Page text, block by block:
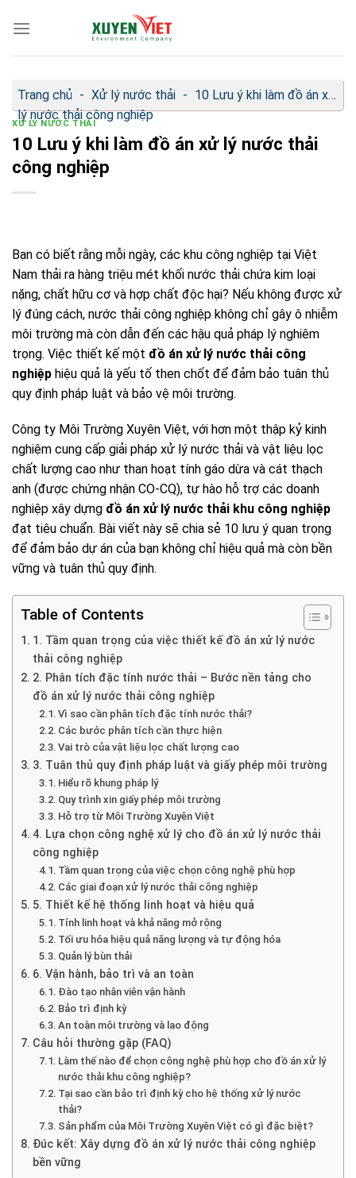
qua
Trang chủ - Xử lý nước thải - 10 Lưu ý khi làm đồ án xử
lý nước thải công nghiệp
XỬ LÝ NƯỚC THẢI
10 Lưu ý khi làm đồ án xử lý nước thải
công nghiệp
Bạn có biết rằng mỗi ngày, các khu công nghiệp tại Việt
Nam thải ra hàng triệu mét khối nước thải chứa kim loại
nặng, chất hữu cơ và hợp chất độc hại? Nếu không được xử
lý đúng cách, nước thải công nghiệp không chỉ gây ô nhiễm
môi trường mà còn dẫn đến các hậu quả pháp lý nghiêm
trọng. Việc thiết kế một đồ án xử lý nước thải công
nghiệp hiệu quả là yếu tố then chốt để đảm bảo tuân thủ
quy định pháp luật và bảo vệ môi trường.
Công ty Môi Trường Xuyên Việt, với hơn một thập kỷ kinh
nghiệm cung cấp giải pháp xử lý nước thải và vật liệu lọc
chất lượng cao như than hoạt tính gáo dừa và cát thạch
anh (được chứng nhận CO-CQ), tự hào hỗ trợ các doanh
nghiệp xây dựng đồ án xử lý nước thải khu công nghiệp
đạt tiêu chuẩn. Bài viết này sẽ chia sẻ 10 lưu ý quan trọng
để đảm bảo dự án của bạn không chỉ hiệu quả mà còn bền
vững và tuân thủ quy định.
Table of Contents
1. Tầm quan trọng của việc thiết kế đồ án xử lý nước
thải công nghiệp
2. Phân tích đặc tính nước thải – Bước nền tảng cho
đồ án xử lý nước thải công nghiệp
Vì sao cần phân tích đặc tính nước thải?
Các bước phân tích cần thực hiện
Vai trò của vật liệu lọc chất lượng cao
3. Tuân thủ quy định pháp luật và giấy phép môi trường
Hiểu rõ khung pháp lý
Quy trình xin giấy phép môi trường
Hỗ trợ từ Môi Trường Xuyên Việt
4. Lựa chọn công nghệ xử lý cho đồ án xử lý nước thải
công nghiệp
Tầm quan trọng của việc chọn công nghệ phù hợp
Các giai đoạn xử lý nước thải công nghiệp
5. Thiết kế hệ thống linh hoạt và hiệu quả
Tính linh hoạt và khả năng mở rộng
Tối ưu hóa hiệu quả năng lượng và tự động hóa
Quản lý bùn thải
6. Vận hành, bảo trì và an toàn
Đào tạo nhân viên vận hành
Bảo trì định kỳ
An toàn môi trường và lao động
Câu hỏi thường gặp (FAQ)
Làm thế nào để chọn công nghệ phù hợp cho đồ án xử lý
nước thải khu công nghiệp?
Tại sao cần bảo trì định kỳ cho hệ thống xử lý nước
thải?
Sản phẩm của Môi Trường Xuyên Việt có gì đặc biệt?
Đúc kết: Xây dựng đồ án xử lý nước thải công nghiệp
bền vững